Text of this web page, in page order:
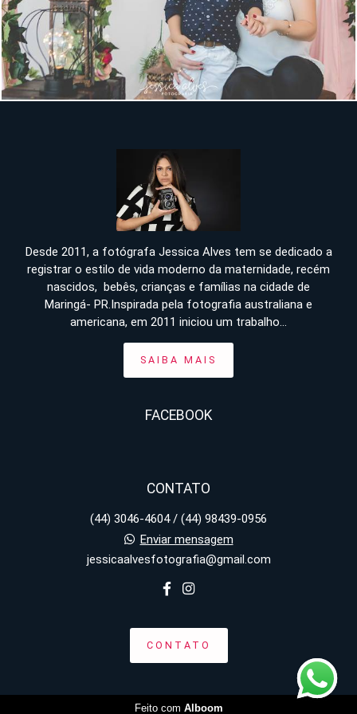
13804
Desde 2011, a fotógrafa Jessica Alves tem se dedicado a
registrar o estilo de vida moderno da maternidade, recém
nascidos, bebês, crianças e famílias na cidade de
Maringá- PR.Inspirada pela fotografia australiana e
americana, em 2011 iniciou um trabalho...
SAIBA MAIS
FACEBOOK
CONTATO
(44) 3046-4604 / (44) 98439-0956
Enviar mensagem
jessicaalvesfotografia@gmail.com
CONTATO
Feito com Alboom